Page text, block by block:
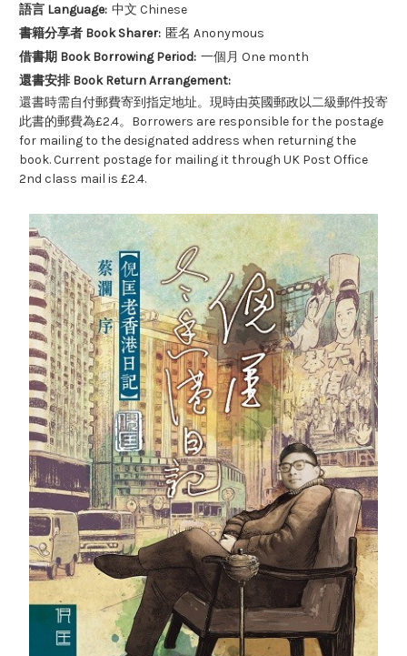
語言 Language: 中文 Chinese
書籍分享者 Book Sharer: 匿名 Anonymous
借書期 Book Borrowing Period: 一個月 One month
還書安排 Book Return Arrangement:
還書時需自付郵費寄到指定地址。現時由英國郵政以二級郵件投寄
此書的郵費為£2.4。Borrowers are responsible for the postage
for mailing to the designated address when returning the
book. Current postage for mailing it through UK Post Office
2nd class mail is £2.4.